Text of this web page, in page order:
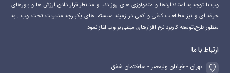
وب با توجه به استانداردها و متدولوژی های روز دنیا و مد نظر قرار دادن ارزش ها و باورهای
حرفه ای و نیز مطالعات کیفی و کمی در زمینه سیستم های یکپارچه مدیریت تحت وب , به
منظور طرح,توسعه کاربرد نرم افزارهای مبتنی بر وب اغاز نمود.
ارتباط با ما
تهران - خیابان ولیعصر - ساختمان شفق